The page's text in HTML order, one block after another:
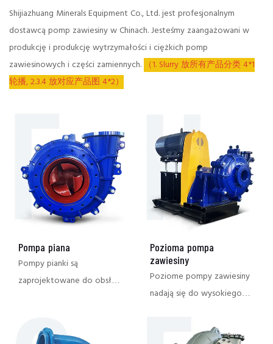
Shijiazhuang Minerals Equipment Co., Ltd. jest profesjonalnym
dostawcą pomp zawiesiny w Chinach. Jesteśmy zaangażowani w
produkcję i produkcję wytrzymałości i ciężkich pomp
zawiesinowych i części zamiennych. （1. Slurry 放所有产品分类 4*1
轮播, 2.3.4 放对应产品图 4*2）
Pompa piana
Pompy pianki są
zaprojektowane do obsługi
odpowiednie do flotacji,
Pozioma pompa
zawiesiny
Poziome pompy zawiesiny
nadają się do wysokiego
pracy, szeroko stosowane